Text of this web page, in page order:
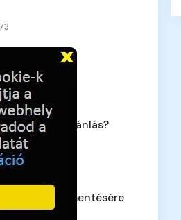
adó 1% felajánlás?
cicák mentésére